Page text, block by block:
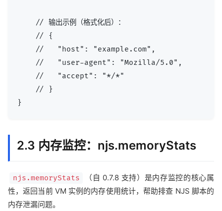
    // 输出示例（格式化后）：
    // {
    //   "host": "example.com",
    //   "user-agent": "Mozilla/5.0",
    //   "accept": "*/*"
    // }
2.3 内存监控：njs.memoryStats
njs.memoryStats
（自 0.7.8 支持）是内存监控的核心属
性，返回当前 VM 实例的内存使用统计，帮助排查 NJS 脚本的
内存泄漏问题。